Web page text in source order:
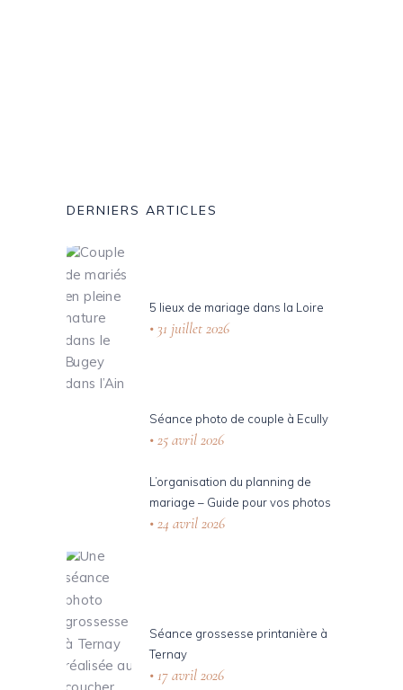
DERNIERS ARTICLES
5 lieux de mariage dans la Loire
31 juillet 2026
Séance photo de couple à Ecully
25 avril 2026
L’organisation du planning de
mariage – Guide pour vos photos
24 avril 2026
Séance grossesse printanière à
Ternay
17 avril 2026